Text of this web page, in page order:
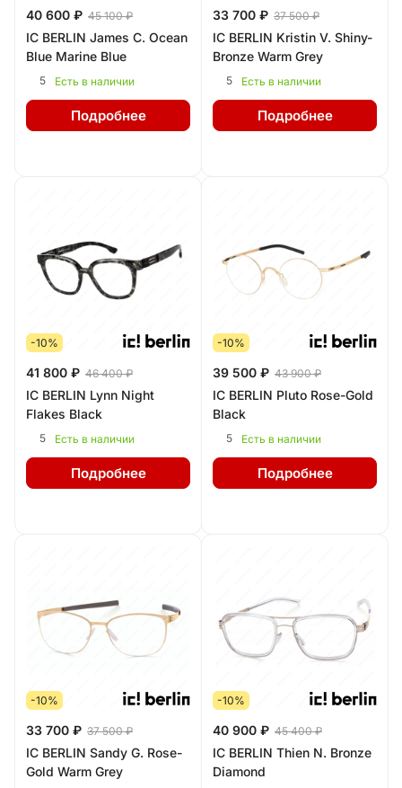
40 600 ₽ 45 100 ₽
IC BERLIN James C. Ocean
Blue Marine Blue
5 Есть в наличии
Подробнее
33 700 ₽ 37 500 ₽
IC BERLIN Kristin V. Shiny-
Bronze Warm Grey
5 Есть в наличии
Подробнее
-10%
41 800 ₽ 46 400 ₽
IC BERLIN Lynn Night
Flakes Black
5 Есть в наличии
Подробнее
-10%
39 500 ₽ 43 900 ₽
IC BERLIN Pluto Rose-Gold
Black
5 Есть в наличии
Подробнее
-10%
33 700 ₽ 37 500 ₽
IC BERLIN Sandy G. Rose-
Gold Warm Grey
-10%
40 900 ₽ 45 400 ₽
IC BERLIN Thien N. Bronze
Diamond